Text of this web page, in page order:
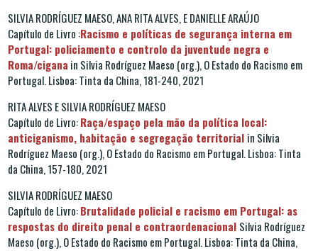
SILVIA RODRÍGUEZ MAESO, ANA RITA ALVES, E DANIELLE ARAÚJO
Capítulo de Livro :Racismo e políticas de segurança interna em
Portugal: policiamento e controlo da juventude negra e
Roma/cigana in Silvia Rodríguez Maeso (org.), O Estado do Racismo em
Portugal. Lisboa: Tinta da China, 181-240, 2021
RITA ALVES E SILVIA RODRÍGUEZ MAESO
Capítulo de Livro:Raça/espaço pela mão da política local:
anticiganismo, habitação e segregação territorial in Silvia
Rodríguez Maeso (org.), O Estado do Racismo em Portugal. Lisboa: Tinta
da China, 157-180, 2021
SILVIA RODRÍGUEZ MAESO
Capítulo de Livro:Brutalidade policial e racismo em Portugal: as
respostas do direito penal e contraordenacional Silvia Rodríguez
Maeso (org.), O Estado do Racismo em Portugal. Lisboa: Tinta da China,